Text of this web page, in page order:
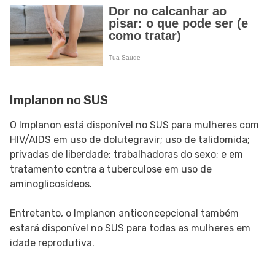
Implanon no SUS
O Implanon está disponível no SUS para mulheres com
HIV/AIDS em uso de dolutegravir; uso de talidomida;
privadas de liberdade; trabalhadoras do sexo; e em
tratamento contra a tuberculose em uso de
aminoglicosídeos.
Entretanto, o Implanon anticoncepcional também
estará disponível no SUS para todas as mulheres em
idade reprodutiva.